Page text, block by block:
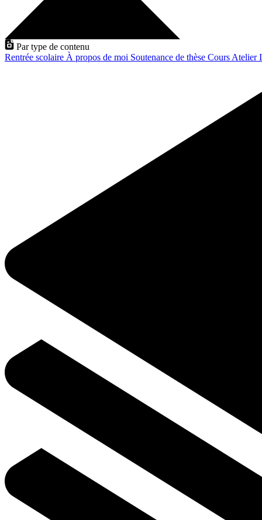
Par type de contenu
Rentrée scolaire À propos de moi Soutenance de thèse Cours Atelier